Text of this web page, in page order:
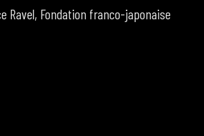
Ravel, Fondation franco-japonaise